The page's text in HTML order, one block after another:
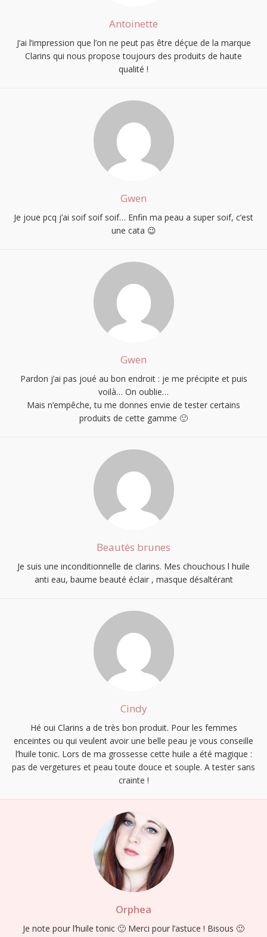
Antoinette
J’ai l’impression que l’on ne peut pas être déçue de la marque
Clarins qui nous propose toujours des produits de haute
qualité !
Gwen
Je joue pcq j’ai soif soif soif… Enfin ma peau a super soif, c’est
une cata 😉
Gwen
Pardon j’ai pas joué au bon endroit : je me précipite et puis
voilà… On oublie…
Mais n’empêche, tu me donnes envie de tester certains
produits de cette gamme 🙂
Beautés brunes
Je suis une inconditionnelle de clarins. Mes chouchous l huile
anti eau, baume beauté éclair , masque désaltérant
Cindy
Hé oui Clarins a de très bon produit. Pour les femmes
enceintes ou qui veulent avoir une belle peau je vous conseille
l’huile tonic. Lors de ma grossesse cette huile a été magique :
pas de vergetures et peau toute douce et souple. A tester sans
crainte !
Orphea
Je note pour l’huile tonic 🙂 Merci pour l’astuce ! Bisous 🙂